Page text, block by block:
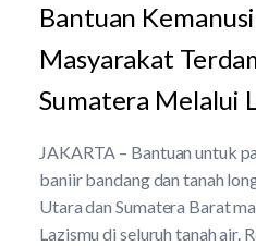
Bantuan
Masyarakat
Sumatera Melalui
JAKARTA – Bantuan untuk
baniir bandang dan tanah
Utara dan Sumatera Barat
Lazismu di seluruh tanah air.